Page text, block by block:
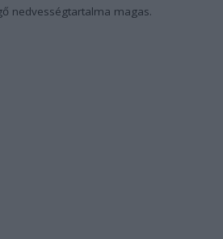
nedvességtartalma magas.